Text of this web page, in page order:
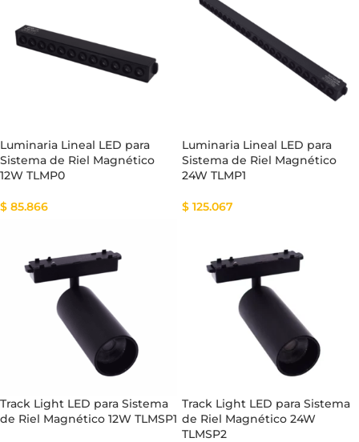
Luminaria Lineal LED para
Sistema de Riel Magnético
12W TLMP0
$ 85.866
Luminaria Lineal LED para
Sistema de Riel Magnético
24W TLMP1
$ 125.067
Track Light LED para Sistema
de Riel Magnético 12W TLMSP1
Track Light LED para Sistema
de Riel Magnético 24W
TLMSP2